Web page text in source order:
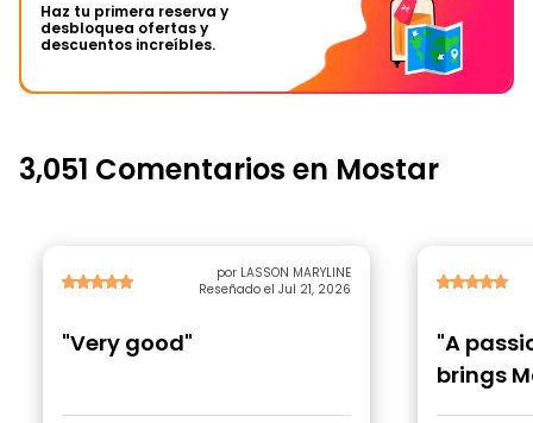
Haz tu primera reserva y
desbloquea ofertas y
descuentos increíbles.
3,051 Comentarios en Mostar
por LASSON MARYLINE
Reseñado el Jul 21, 2026
"Very good"
"A
brings
life"